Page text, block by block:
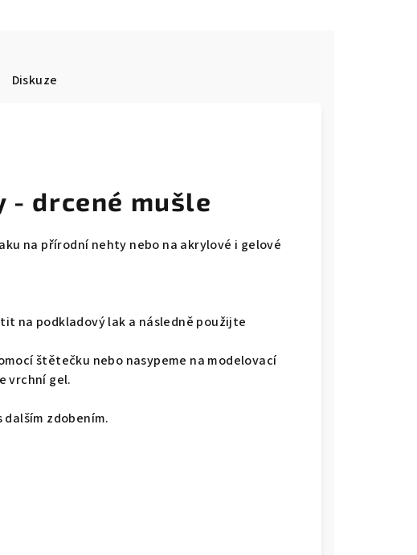
Diskuze
- drcené mušle
na přírodní nehty nebo na akrylové i gelové
na podkladový lak a následně použijte
štětečku nebo nasypeme na modelovací
vrchní gel.
dalším zdobením.